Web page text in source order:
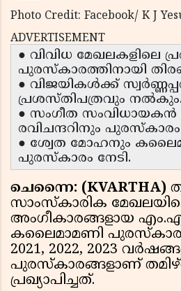
Photo Credit: Facebook/ K J
ADVERTISEMENT
● വിവിധ മേഖലകളിലെ
പുരസ്‌കാരത്തിനായി
● വിജയികൾക്ക്
പ്രശസ്തിപത്രവും നൽകും.
● സംഗീത
രവിചന്ദറിനും പുരസ്കാരം
● ശ്വേത മോഹനും
പുരസ്കാരം നേടി.
ചെന്നൈ: (KVARTHA)
സാംസ്കാരിക
അംഗീകാരങ്ങളായ
കലൈമാമണി
2021, 2022, 2023
പുരസ്‌കാരങ്ങളാണ്
പ്രഖ്യാപിച്ചത്.